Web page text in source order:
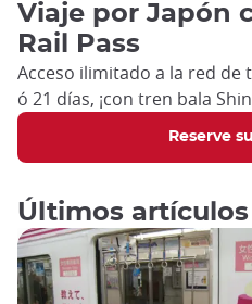
Viaje por Japón
Rail Pass
Acceso ilimitado a la red de
ó 21 días, ¡con tren bala
Reserve
Últimos artículos